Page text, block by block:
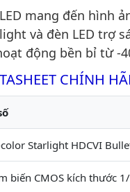
mang đến hình
và đèn LED trợ
động bền bỉ từ -
CHÍNH
Starlight HDCVI
biến CMOS kích thước